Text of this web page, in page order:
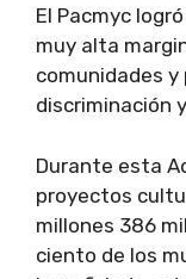
El Pacmyc
muy alta
comunidades
discriminación
Durante esta
proyectos
millones 386
ciento de los